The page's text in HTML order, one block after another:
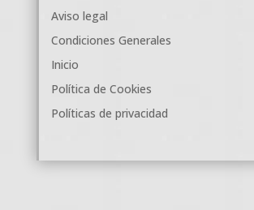
Aviso legal
Condiciones Generales
Inicio
Política de Cookies
Políticas de privacidad